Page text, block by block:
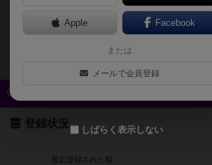
作品説明文の編集者を募集中
経験あり
登録状況
最近登録された順
Apple Facebook
または
メールで会員登録
しばらく表示しない